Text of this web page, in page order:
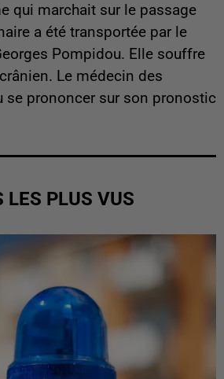
qui marchait sur le passage
a été transportée par le
Pompidou. Elle souffre
Le médecin des
se prononcer sur son pronostic
LES PLUS VUS